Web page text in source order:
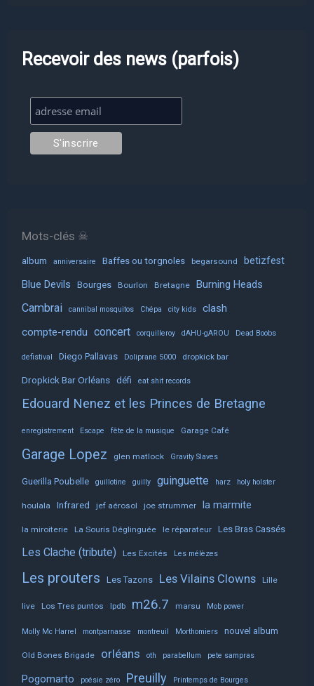
Recevoir des news (parfois)
Mots-clés ☠
album anniversaire Baffes ou torgnoles begarsound betizfest
Blue Devils Bourges Bourlon Bretagne Burning Heads
Cambrai cannibal mosquitos Chépa city kids
clash
compte-rendu concert corquilleroy dAHU-gAROU Dead Boobs
defistival Diego Pallavas Doliprane 5000 dropkick bar
Dropkick Bar Orléans défi eat shit records
Edouard Nenez et les Princes de Bretagne
enregistrement Escape fête de la musique Garage Café
Garage Lopez glen matlock Gravity Slaves
Guerilla Poubelle guillotine guilly guinguette harz holy holster
houlala Infrared jef aérosol joe strummer la marmite
la miroiterie La Souris Déglinguée le réparateur Les Bras Cassés
Les Clache (tribute) Les Excités Les mélèzes
Les prouters Les Tazons Les Vilains Clowns Lille
live Los Tres puntos lpdb m26.7 marsu Mob power
Molly Mc Harrel montparnasse montreuil Morthomiers nouvel album
Old Bones Brigade orléans oth parabellum pete sampras
Pogomarto poésie zéro Preuilly Printemps de Bourges